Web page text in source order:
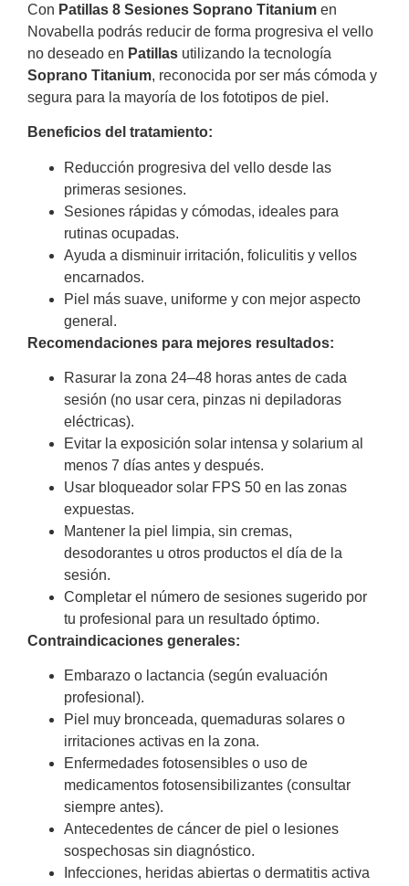
Con Patillas 8 Sesiones Soprano Titanium en
Novabella podrás reducir de forma progresiva el vello
no deseado en Patillas utilizando la tecnología
Soprano Titanium, reconocida por ser más cómoda y
segura para la mayoría de los fototipos de piel.
Beneficios del tratamiento:
Reducción progresiva del vello desde las
primeras sesiones.
Sesiones rápidas y cómodas, ideales para
rutinas ocupadas.
Ayuda a disminuir irritación, foliculitis y vellos
encarnados.
Piel más suave, uniforme y con mejor aspecto
general.
Recomendaciones para mejores resultados:
Rasurar la zona 24–48 horas antes de cada
sesión (no usar cera, pinzas ni depiladoras
eléctricas).
Evitar la exposición solar intensa y solarium al
menos 7 días antes y después.
Usar bloqueador solar FPS 50 en las zonas
expuestas.
Mantener la piel limpia, sin cremas,
desodorantes u otros productos el día de la
sesión.
Completar el número de sesiones sugerido por
tu profesional para un resultado óptimo.
Contraindicaciones generales:
Embarazo o lactancia (según evaluación
profesional).
Piel muy bronceada, quemaduras solares o
irritaciones activas en la zona.
Enfermedades fotosensibles o uso de
medicamentos fotosensibilizantes (consultar
siempre antes).
Antecedentes de cáncer de piel o lesiones
sospechosas sin diagnóstico.
Infecciones, heridas abiertas o dermatitis activa